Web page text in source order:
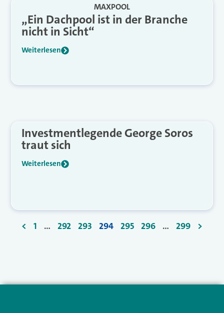
MAXPOOL
„Ein Dachpool ist in der Branche
nicht in Sicht“
Weiterlesen
Investmentlegende George Soros
traut sich
Weiterlesen
< 1 … 292 293 294 295 296 … 299 >